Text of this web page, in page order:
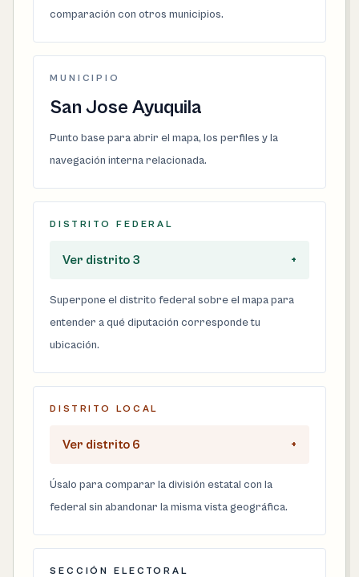
comparación con otros municipios.
MUNICIPIO
San Jose Ayuquila
Punto base para abrir el mapa, los perfiles y la
navegación interna relacionada.
DISTRITO FEDERAL
Ver distrito 3 +
Superpone el distrito federal sobre el mapa para
entender a qué diputación corresponde tu
ubicación.
DISTRITO LOCAL
Ver distrito 6 +
Úsalo para comparar la división estatal con la
federal sin abandonar la misma vista geográfica.
SECCIÓN ELECTORAL